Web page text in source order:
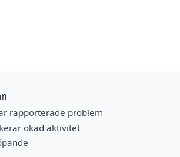
rapporterade problem
ökad aktivitet